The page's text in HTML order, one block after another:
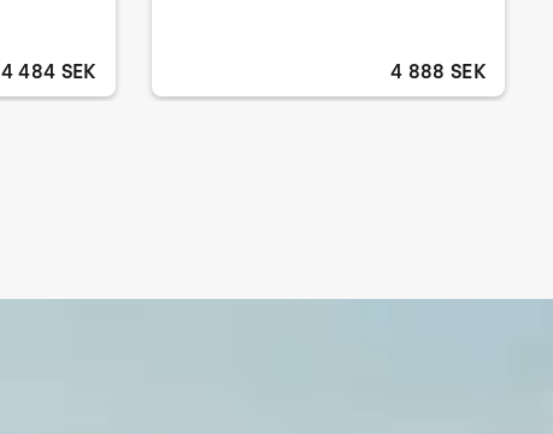
4 484 SEK 4 888 SEK